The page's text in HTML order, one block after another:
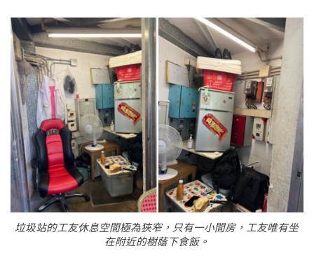
垃圾站的工友休息空間極為狹窄，只有一小間房，工友唯有坐
在附近的樹蔭下食飯。